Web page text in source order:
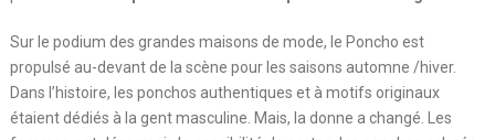
Sur le podium des grandes maisons de mode, le Poncho est
propulsé au-devant de la scène pour les saisons automne /hiver.
Dans l’histoire, les ponchos authentiques et à motifs originaux
étaient dédiés à la gent masculine. Mais, la donne a changé. Les